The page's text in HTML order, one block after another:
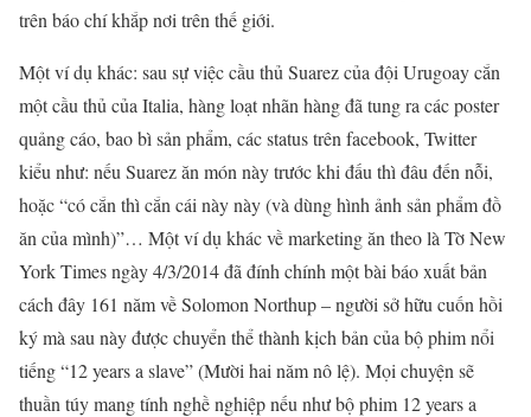
trên báo chí khắp nơi trên thế giới.
Một ví dụ khác: sau sự việc cầu thủ Suarez của đội Urugoay cắn
một cầu thủ của Italia, hàng loạt nhãn hàng đã tung ra các poster
quảng cáo, bao bì sản phẩm, các status trên facebook, Twitter
kiểu như: nếu Suarez ăn món này trước khi đấu thì đâu đến nỗi,
hoặc “có cắn thì cắn cái này này (và dùng hình ảnh sản phẩm đồ
ăn của mình)”… Một ví dụ khác về marketing ăn theo là Tờ New
York Times ngày 4/3/2014 đã đính chính một bài báo xuất bản
cách đây 161 năm về Solomon Northup – người sở hữu cuốn hồi
ký mà sau này được chuyển thể thành kịch bản của bộ phim nổi
tiếng “12 years a slave” (Mười hai năm nô lệ). Mọi chuyện sẽ
thuần túy mang tính nghề nghiệp nếu như bộ phim 12 years a